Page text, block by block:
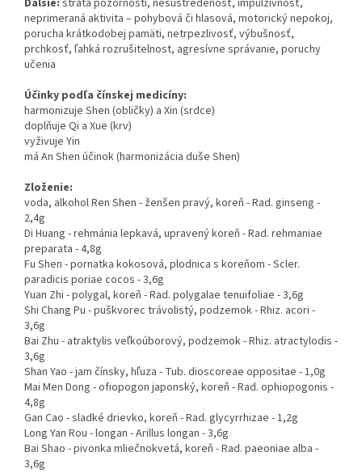
neprimeraná aktivita – pohybová či hlasová, motorický nepokoj,
porucha krátkodobej pamäti, netrpezlivosť, výbušnosť,
prchkosť, ľahká rozrušitelnost, agresívne správanie, poruchy
učenia
Účinky podľa čínskej medicíny:
harmonizuje Shen (obličky) a Xin (srdce)
doplňuje Qi a Xue (krv)
vyživuje Yin
má An Shen účinok (harmonizácia duše Shen)
Zloženie:
voda, alkohol Ren Shen - ženšen pravý, koreň - Rad. ginseng -
2,4g
Di Huang - rehmánia lepkavá, upravený koreň - Rad. rehmaniae
preparata - 4,8g
Fu Shen - pornatka kokosová, plodnica s koreňom - Scler.
paradicis poriae cocos - 3,6g
Yuan Zhi - polygal, koreň - Rad. polygalae tenuifoliae - 3,6g
Shi Chang Pu - puškvorec trávolistý, podzemok - Rhiz. acori -
3,6g
Bai Zhu - atraktylis veľkoúborový, podzemok - Rhiz. atractylodis -
3,6g
Shan Yao - jam čínsky, hľuza - Tub. dioscoreae oppositae - 1,0g
Mai Men Dong - ofiopogon japonský, koreň - Rad. ophiopogonis -
4,8g
Gan Cao - sladké drievko, koreň - Rad. glycyrrhizae - 1,2g
Long Yan Rou - longan - Arillus longan - 3,6g
Bai Shao - pivonka mliečnokvetá, koreň - Rad. paeoniae alba -
3,6g